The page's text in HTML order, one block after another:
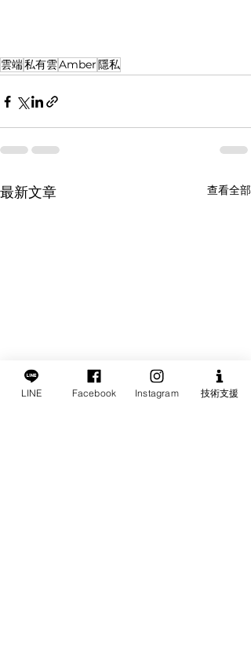
雲端私有雲Amber隱私
最新文章 查看全部
LINE Facebook Instagram 技術支援